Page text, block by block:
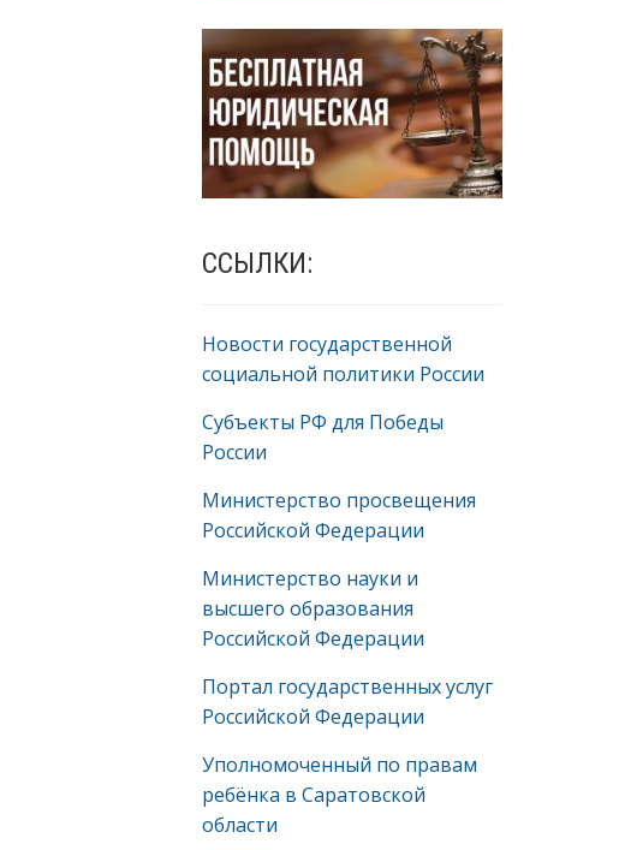
ССЫЛКИ:
Новости государственной
социальной политики России
Субъекты РФ для Победы
России
Министерство просвещения
Российской Федерации
Министерство науки и
высшего образования
Российской Федерации
Портал государственных услуг
Российской Федерации
Уполномоченный по правам
ребёнка в Саратовской
области